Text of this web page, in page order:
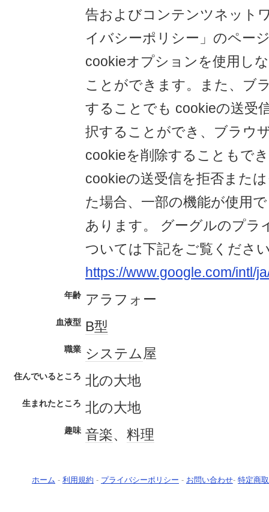
告およびコンテンツネット
イバシーポリシー」のペー
cookieオプションを使用し
ことができます。また、ブ
することでも cookieの送受
択することができ、ブラウ
cookieを削除することもで
cookieの送受信を拒否また
た場合、一部の機能が使用
あります。 グーグルのプラ
ついては下記をご覧くださ
https://www.google.com/intl/
年齢 アラフォー
血液型 B型
職業 システム屋
住んでいるところ 北の大地
生まれたところ 北の大地
趣味 音楽、 料理
ホーム - 利用規約 - プライバシーポリシー - お問い合わせ- 特定商